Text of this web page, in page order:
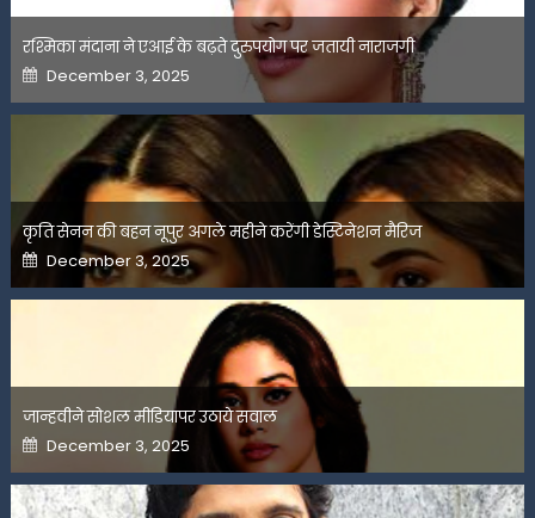
रश्मिका मंदाना ने एआई के बढ़ते दुरुपयोग पर जतायी नाराजगी
Posted
on
December 3, 2025
कृति सेनन की बहन नूपुर अगले महीने करेंगी डेस्टिनेशन मैरिज
Posted
on
December 3, 2025
जान्हवीने सोशल मीडियापर उठाये सवाल
Posted
on
December 3, 2025